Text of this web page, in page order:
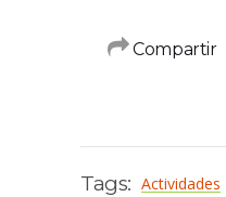
Compartir
Tags: Actividades